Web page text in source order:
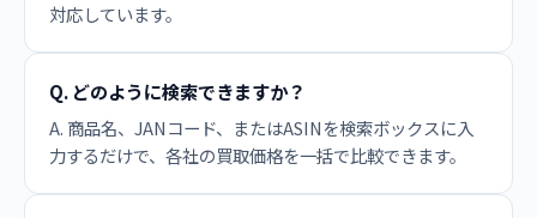
対応しています。
Q. どのように検索できますか？
A. 商品名、JANコード、またはASINを検索ボックスに入
力するだけで、各社の買取価格を一括で比較できます。